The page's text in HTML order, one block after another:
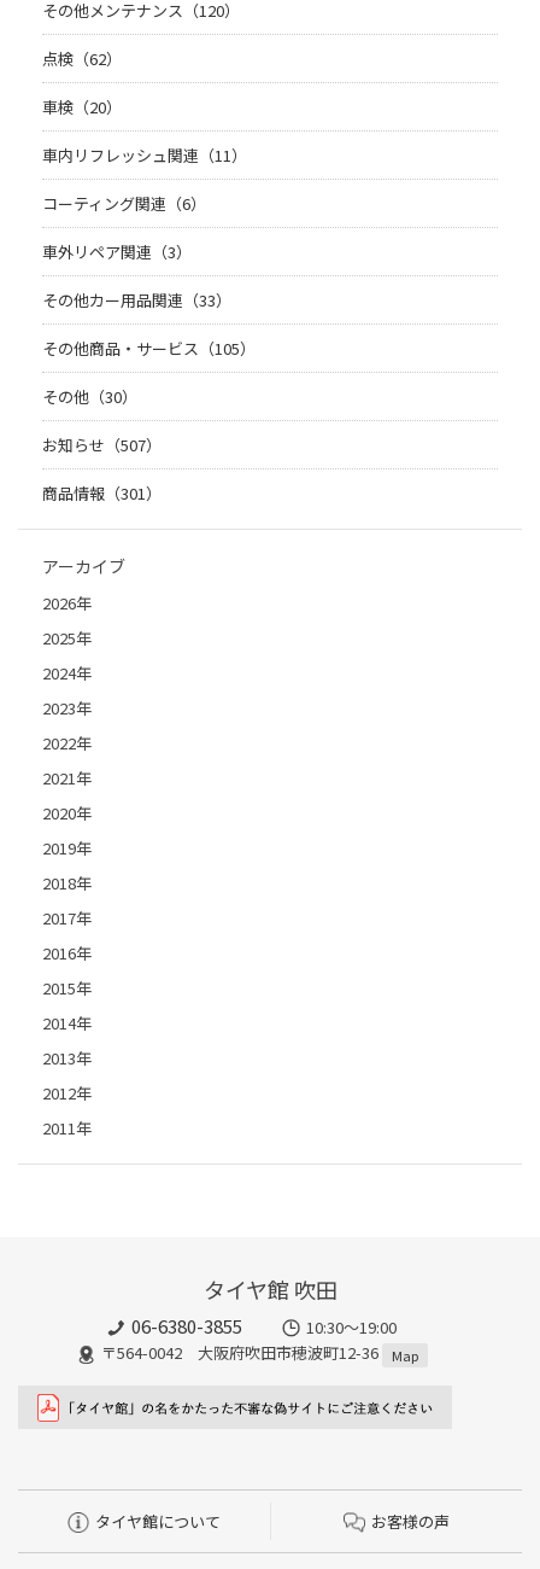
その他メンテナンス（120）
点検（62）
車検（20）
車内リフレッシュ関連（11）
コーティング関連（6）
車外リペア関連（3）
その他カー用品関連（33）
その他商品・サービス（105）
その他（30）
お知らせ（507）
商品情報（301）
アーカイブ
2026年
2025年
2024年
2023年
2022年
2021年
2020年
2019年
2018年
2017年
2016年
2015年
2014年
2013年
2012年
2011年
タイヤ館 吹田
06-6380-3855
10:30～19:00
〒564-0042 大阪府吹田市穂波町12-36
Map
タイヤ館について お客様の声